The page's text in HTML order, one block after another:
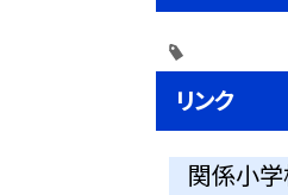
リンク
関係小